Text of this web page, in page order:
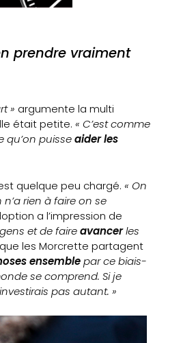
prendre vraiment
» argumente la multi
était petite. « C’est comme
qu’on puisseaider les
quelque peu chargé. « On
rien à faire on se
a l’impression de
et de faireavancerles
les Morcrette partagent
ensemblepar ce biais-
se comprend. Si je
pas autant. »